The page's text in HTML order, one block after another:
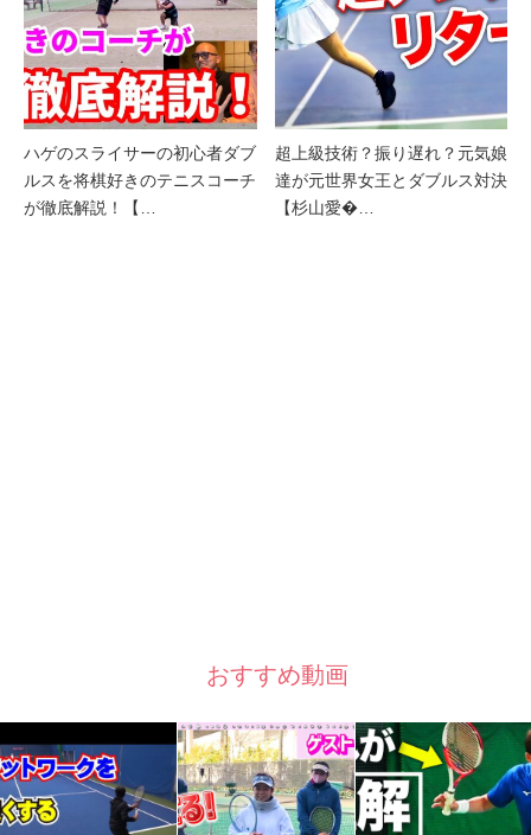
ハゲのスライサーの初心者ダブ
ルスを将棋好きのテニスコーチ
が徹底解説！【…
超上級技術？振り遅れ？元気娘
達が元世界女王とダブルス対決
【杉山愛�…
おすすめ動画